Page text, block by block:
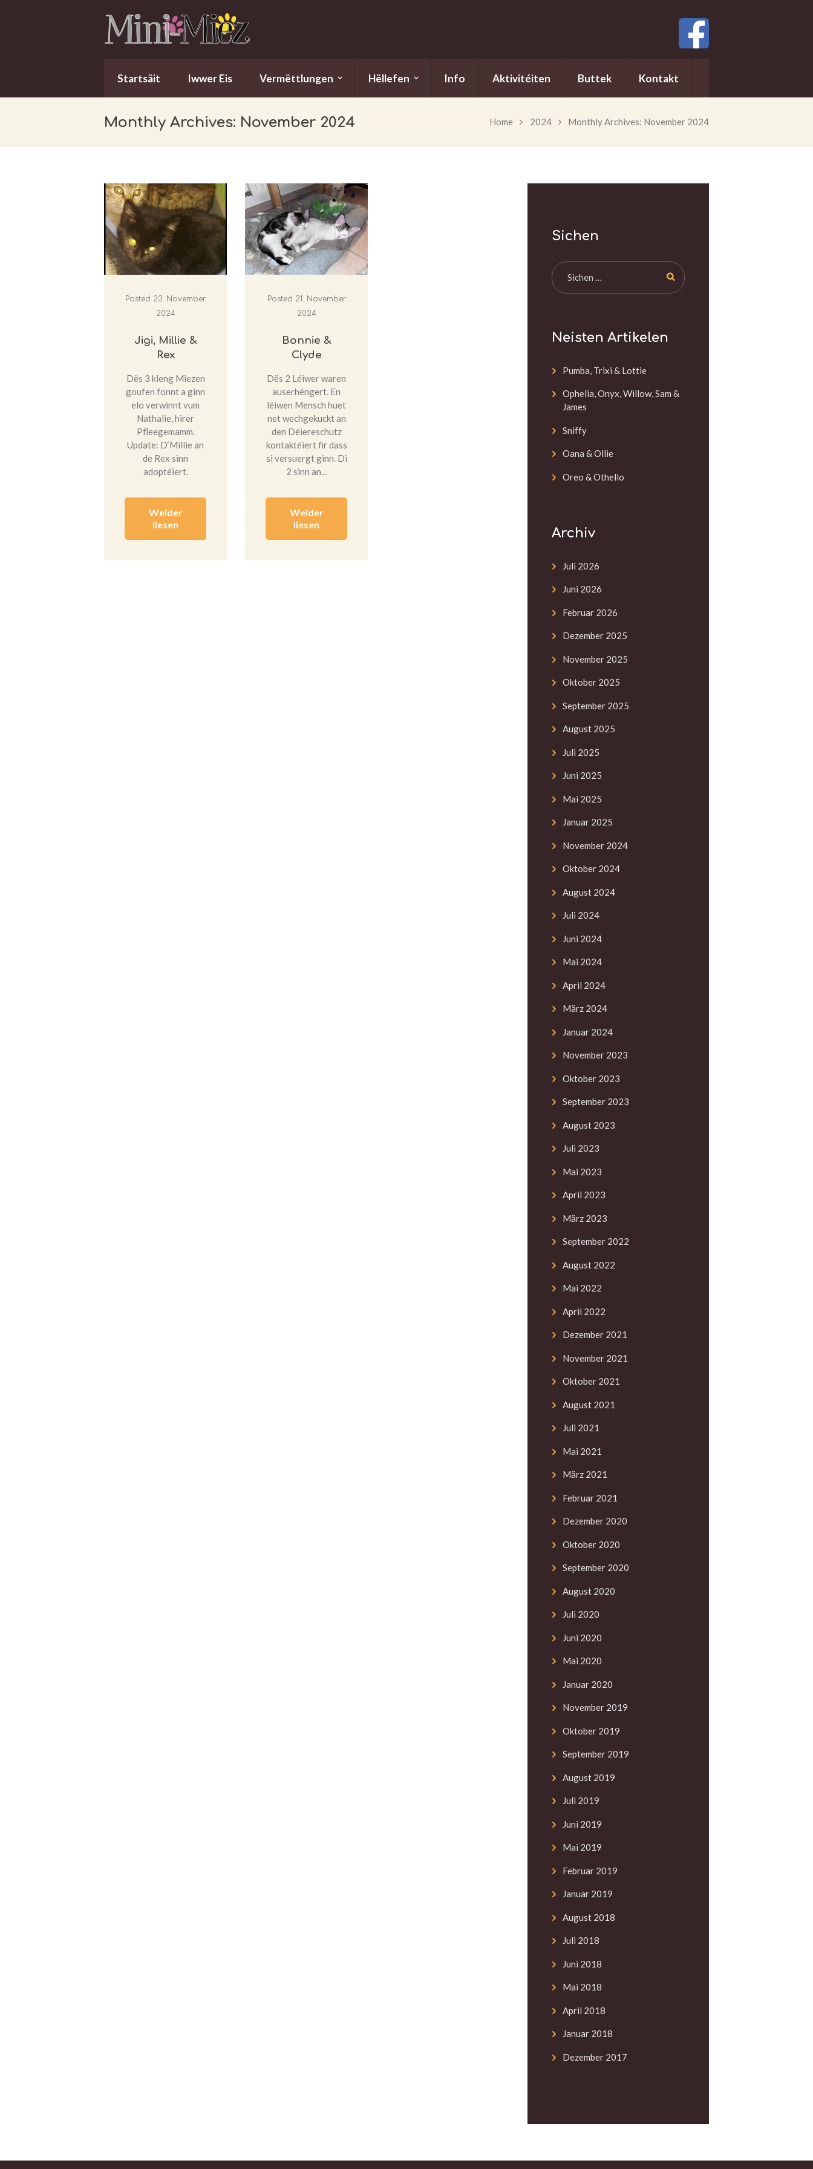
Startsäit Iwwer Eis Vermëttlungen Hëllefen Info Aktivitéiten Buttek Kontakt
Monthly Archives: November 2024 Home 2024 Monthly Archives: November 2024
Posted 23. November
2024
Jigi, Millie &
Rex
Dës 3 kleng Miezen
goufen fonnt a ginn
elo verwinnt vum
Nathalie, hirer
Pfleegemamm.
Update: D‘Millie an
de Rex sinn
adoptéiert.
Weider
liesen
Posted 21. November
2024
Bonnie &
Clyde
Dës 2 Léiwer waren
auserhéngert. En
léiwen Mensch huet
net wechgekuckt an
den Déiereschutz
kontaktéiert fir dass
si versuergt ginn. Di
2 sinn an...
Weider
liesen
Sichen
Neisten Artikelen
Pumba, Trixi & Lottie
Ophelia, Onyx, Willow, Sam &
James
Sniffy
Oana & Ollie
Oreo & Othello
Archiv
Juli 2026
Juni 2026
Februar 2026
Dezember 2025
November 2025
Oktober 2025
September 2025
August 2025
Juli 2025
Juni 2025
Mai 2025
Januar 2025
November 2024
Oktober 2024
August 2024
Juli 2024
Juni 2024
Mai 2024
April 2024
März 2024
Januar 2024
November 2023
Oktober 2023
September 2023
August 2023
Juli 2023
Mai 2023
April 2023
März 2023
September 2022
August 2022
Mai 2022
April 2022
Dezember 2021
November 2021
Oktober 2021
August 2021
Juli 2021
Mai 2021
März 2021
Februar 2021
Dezember 2020
Oktober 2020
September 2020
August 2020
Juli 2020
Juni 2020
Mai 2020
Januar 2020
November 2019
Oktober 2019
September 2019
August 2019
Juli 2019
Juni 2019
Mai 2019
Februar 2019
Januar 2019
August 2018
Juli 2018
Juni 2018
Mai 2018
April 2018
Januar 2018
Dezember 2017